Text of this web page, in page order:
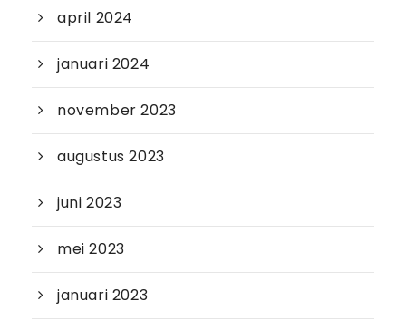
april 2024
januari 2024
november 2023
augustus 2023
juni 2023
mei 2023
januari 2023